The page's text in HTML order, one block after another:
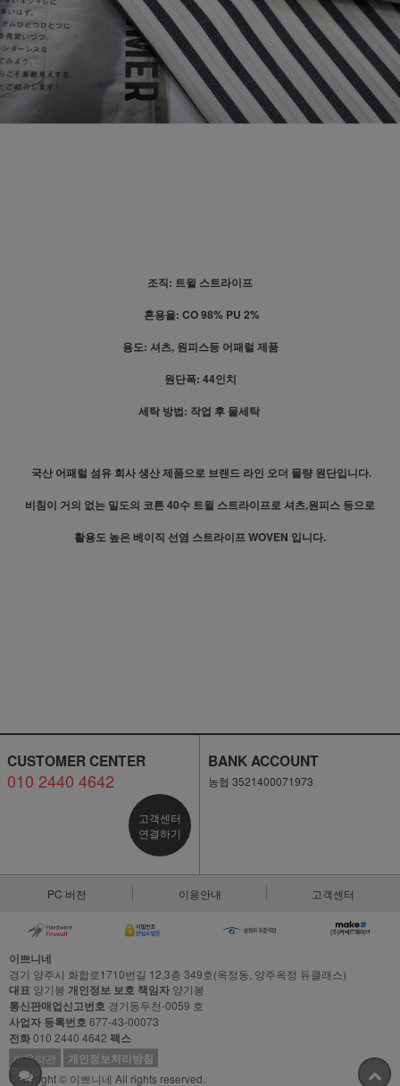
조직: 트윌 스트라이프
혼용율: CO 98% PU 2%
용도: 셔츠, 원피스등 어패럴 제품
원단폭: 44인치
세탁 방법: 작업 후 물세탁
국산 어패럴 섬유 회사 생산 제품으로 브랜드 라인 오더 물량 원단입니다.
비침이 거의 없는 밀도의 코튼 40수 트윌 스트라이프로 셔츠,원피스 등으로
활용도 높은 베이직 선염 스트라이프 WOVEN 입니다.
CUSTOMER CENTER
010 2440 4642
고객센터
연결하기
BANK ACCOUNT
농협 3521400071973
PC 버전 이용안내 고객센터
이쁘니네
경기 양주시 화합로1710번길 12,3층 349호(옥정동, 양주옥정 듀클래스)
대표 양기봉 개인정보 보호 책임자 양기봉
통신판매업신고번호 경기동두천-0059 호
사업자 등록번호677-43-00073
전화010 2440 4642 팩스
이용약관 개인정보처리방침
Copyright © 이쁘니네 All rights reserved.